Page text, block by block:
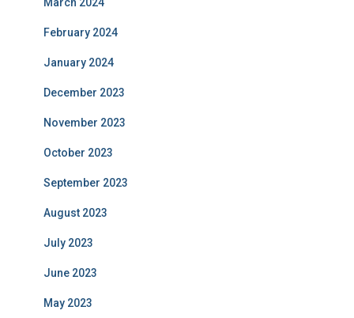
February 2024
January 2024
December 2023
November 2023
October 2023
September 2023
August 2023
July 2023
June 2023
May 2023